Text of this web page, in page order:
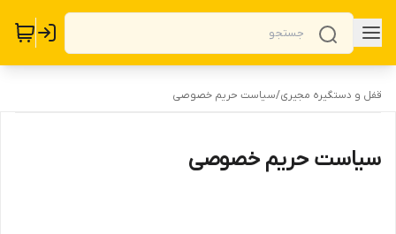
قفل و دستگیره مجیری/سیاست حریم خصوصی
سیاست حریم خصوصی